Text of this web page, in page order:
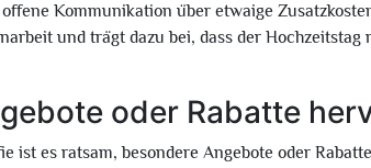
Kommunikation über etwaige
und trägt dazu bei, dass der Hochzeitstag
oder Rabatte
ist es ratsam, besondere Angebote oder